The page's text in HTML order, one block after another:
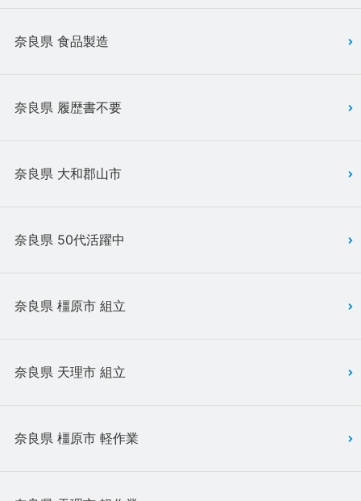
奈良県 食品製造
奈良県 履歴書不要
奈良県 大和郡山市
奈良県 50代活躍中
奈良県 橿原市 組立
奈良県 天理市 組立
奈良県 橿原市 軽作業